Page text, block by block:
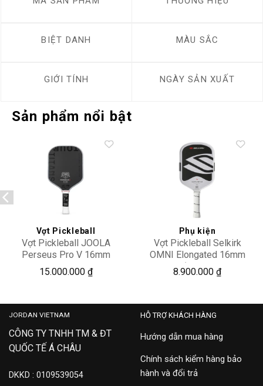
BIỆT DANH MÀU SẮC
GIỚI TÍNH NGÀY SẢN XUẤT
Sản phẩm nổi bật
Vợt Pickleball
Vợt Pickleball JOOLA
Perseus Pro V 16mm
Titans Tour
15.000.000 ₫
Phụ kiện
Vợt Pickleball Selkirk
OMNI Elongated 16mm
‘Chalk’
8.900.000 ₫
JORDAN VIETNAM
CÔNG TY TNHH TM & ĐT
QUỐC TẾ Á CHÂU
DKKD : 0109539054
HỖ TRỢ KHÁCH HÀNG
Hướng dẫn mua hàng
Chính sách kiểm hàng bảo
hành và đổi trả